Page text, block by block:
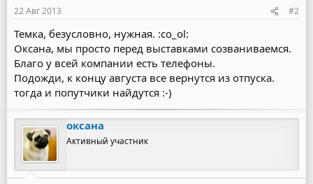
22 Авг 2013 #2
Темка, безусловно, нужная. :co_ol:
Оксана, мы просто перед выставками созваниваемся.
Благо у всей компании есть телефоны.
Подожди, к концу августа все вернутся из отпуска.
тогда и попутчики найдутся :-)
оксана
Активный участник